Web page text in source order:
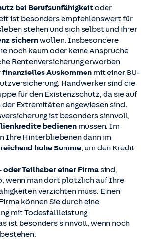
bei Berufsunfähigkeitoder
ist besonders empfehlenswert für
stehen und sich selbst und ihrer
sichernwollen. Insbesondere
noch kaum oder keine Ansprüche
Rentenversicherung erworben
finanzielles Auskommen mit einer BU-
Handwerker sind die
für den Existenzschutz, da sie auf
Extremitäten angewiesen sind.
ist besonders sinnvoll,
bedienen müssen. Im
Ihre Hinterbliebenen dann im
hohe Summe, um den Kredit
oder Teilhaber einer Firmasind,
wenn man dort plötzlich auf Ihre
verzichten muss. Einen
können Sie durch eine
mit Todesfallleistung
ist besonders sinnvoll, wenn noch